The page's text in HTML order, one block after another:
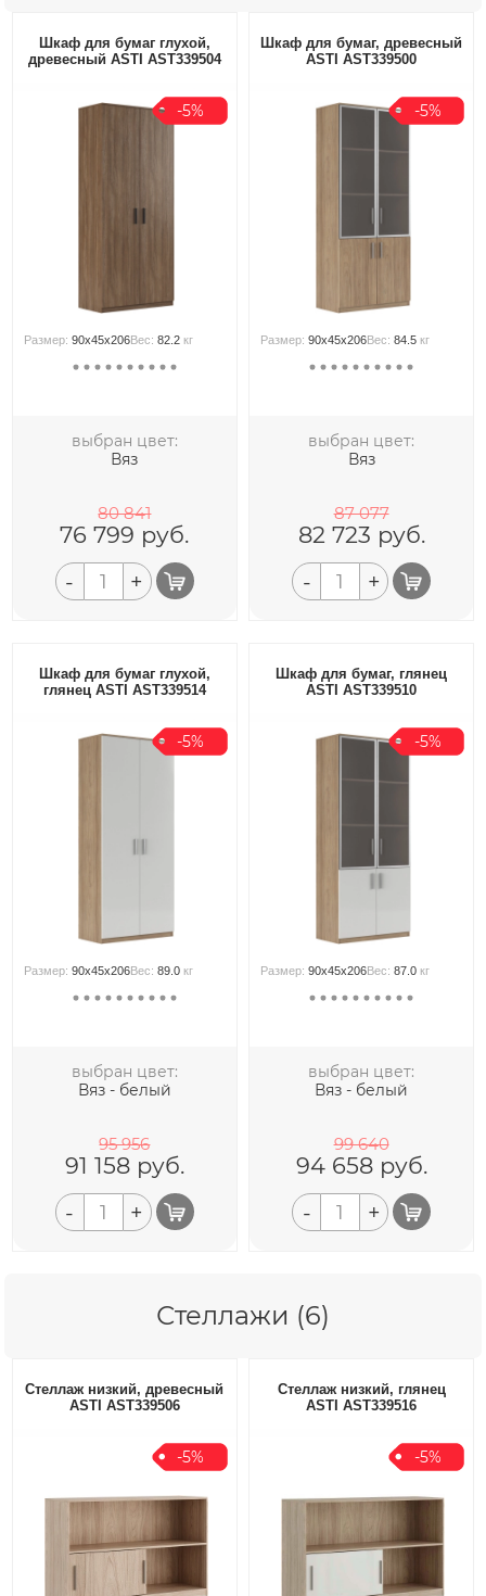
Шкаф для бумаг глухой,
древесный ASTI AST339504
-5%
Размер:90x45x206Вес:82.2 кг
выбран цвет:
Вяз
80 841
76 799 руб.
- +
Шкаф для бумаг, древесный
ASTI AST339500
-5%
Размер:90x45x206Вес:84.5 кг
выбран цвет:
Вяз
87 077
82 723 руб.
- +
Шкаф для бумаг глухой,
глянец ASTI AST339514
-5%
Размер:90x45x206Вес:89.0 кг
выбран цвет:
Вяз - белый
95 956
91 158руб.
- +
Шкаф для бумаг, глянец
ASTI AST339510
-5%
Размер:90x45x206Вес:87.0 кг
выбран цвет:
Вяз - белый
99 640
94 658руб.
- +
Стеллажи (6)
Стеллаж низкий, древесный
ASTI AST339506
-5%
Стеллаж низкий, глянец
ASTI AST339516
-5%